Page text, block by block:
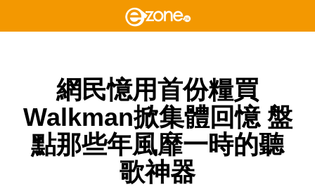
網民憶用首份糧買
Walkman掀集體回憶 盤
點那些年風靡一時的聽
歌神器